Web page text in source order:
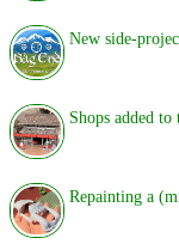
New side-
Shops added
Repainting a